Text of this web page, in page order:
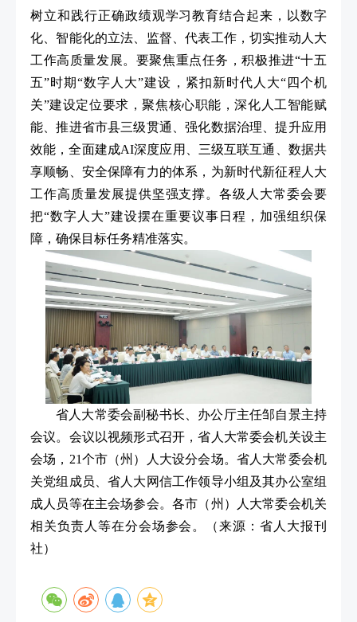
树立和践行正确政绩观学习教育结合起来，以数字
化、智能化的立法、监督、代表工作，切实推动人大
工作高质量发展。要聚焦重点任务，积极推进“十五
五”时期“数字人大”建设，紧扣新时代人大“四个机
关”建设定位要求，聚焦核心职能，深化人工智能赋
能、推进省市县三级贯通、强化数据治理、提升应用
效能，全面建成AI深度应用、三级互联互通、数据共
享顺畅、安全保障有力的体系，为新时代新征程人大
工作高质量发展提供坚强支撑。各级人大常委会要
把“数字人大”建设摆在重要议事日程，加强组织保
障，确保目标任务精准落实。
省人大常委会副秘书长、办公厅主任邹自景主持
会议。会议以视频形式召开，省人大常委会机关设主
会场，21个市（州）人大设分会场。省人大常委会机
关党组成员、省人大网信工作领导小组及其办公室组
成人员等在主会场参会。各市（州）人大常委会机关
相关负责人等在分会场参会。
（来源：省人大报刊
社）